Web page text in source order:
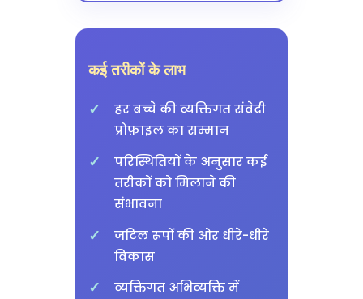
कई तरीकों के लाभ
हर बच्चे की व्यक्तिगत संवेदी
प्रोफ़ाइल का सम्मान
परिस्थितियों के अनुसार कई
तरीकों को मिलाने की
संभावना
जटिल रूपों की ओर धीरे-धीरे
विकास
व्यक्तिगत अभिव्यक्ति में